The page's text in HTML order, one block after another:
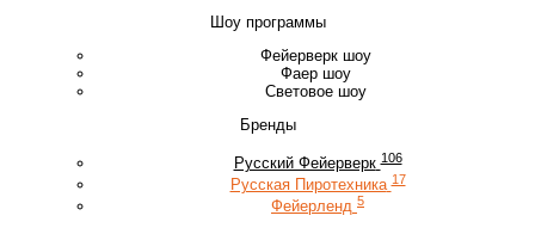
Шоу программы
Фейерверк шоу
Фаер шоу
Световое шоу
Бренды
Русский Фейерверк 106
Русская Пиротехника 17
Фейерленд 5